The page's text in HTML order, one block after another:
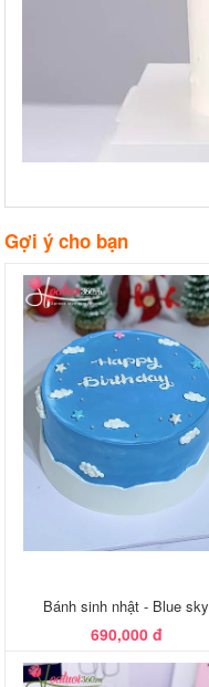
Gợi ý cho bạn
Bánh sinh nhật - Blue sky
690,000 đ